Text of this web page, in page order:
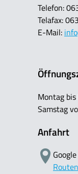
Telefon:
Telafax:
E-Mail:
Montag
Samstag
Anfahrt